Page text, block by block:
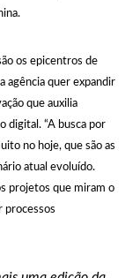
os epicentros de
agência quer expandir
que auxilia
digital. “A busca por
no hoje, que são as
atual evoluído.
projetos que miram o
processos